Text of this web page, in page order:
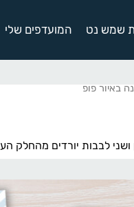
שמש נט המועדפים שלי
באיור פופ
לבבות יורדים מהחלק